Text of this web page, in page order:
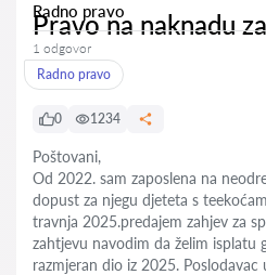
Radno pravo
Pravo na naknadu
1 odgovor
Radno pravo
0 1234
Poštovani,
Od 2022. sam zaposlena na
dopust za njegu djeteta s
travnja 2025.predajem zahjev za
zahtjevu navodim da želim isplatu
razmjeran dio iz 2025.